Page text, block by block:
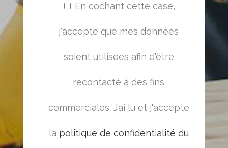
En cochant cette case,
j'accepte que mes données
soient utilisées afin d'être
recontacté à des fins
commerciales. J’ai lu et j'accepte
la politique de confidentialité du